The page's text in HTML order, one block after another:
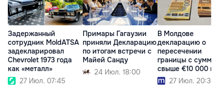
Задержанный
сотрудник MoldATSA
задекларировал
Chevrolet 1973 года
как «металл»
27 Июл. 07:45
Примары Гагаузии
приняли Декларацию
по итогам встречи с
Майей Санду
24 Июл. 18:00
В Молдове
декларацию о
пересечении
границы с
свыше €10 000
подать онлайн
27 Июл. 20:36